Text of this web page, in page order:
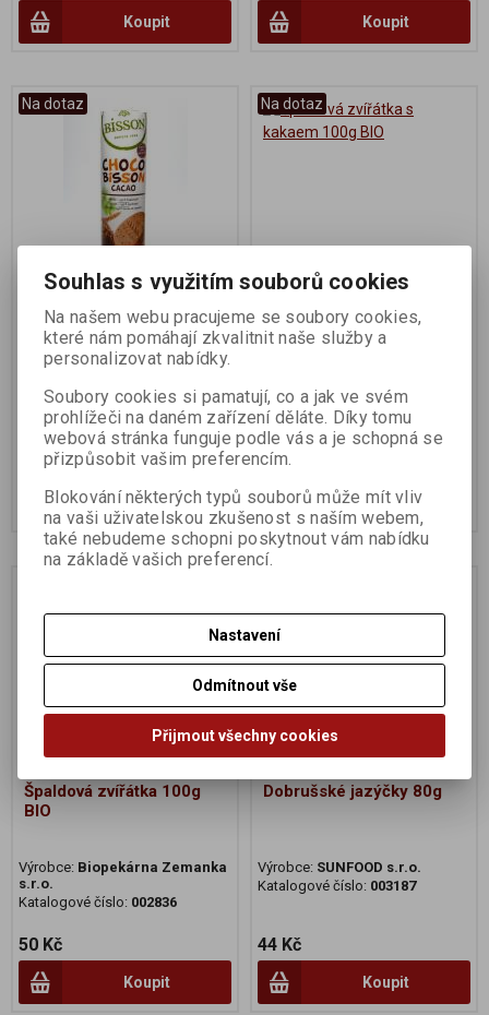
Koupit Koupit
Na dotaz
Sušenky krém kakaový
300g BIO
Výrobce:
Katalogové číslo:002072
102 Kč
Koupit
Na dotaz
Špaldová zvířátka s
kakaem 100g BIO
Výrobce: Biopekárna Zemanka
s.r.o.
Katalogové číslo: 002598
58 Kč
Koupit
Špaldová zvířátka 100g
BIO
Výrobce: Biopekárna Zemanka
s.r.o.
Katalogové číslo: 002836
50 Kč
Koupit
Dobrušské jazýčky 80g
Výrobce: SUNFOOD s.r.o.
Katalogové číslo: 003187
44 Kč
Koupit
Souhlas s využitím souborů cookies
Na našem webu pracujeme se soubory cookies,
které nám pomáhají zkvalitnit naše služby a
personalizovat nabídky.
Soubory cookies si pamatují, co a jak ve svém
prohlížeči na daném zařízení děláte. Díky tomu
webová stránka funguje podle vás a je schopná se
přizpůsobit vašim preferencím.
Blokování některých typů souborů může mít vliv
na vaši uživatelskou zkušenost s naším webem,
také nebudeme schopni poskytnout vám nabídku
na základě vašich preferencí.
Nastavení
Odmítnout vše
Přijmout všechny cookies